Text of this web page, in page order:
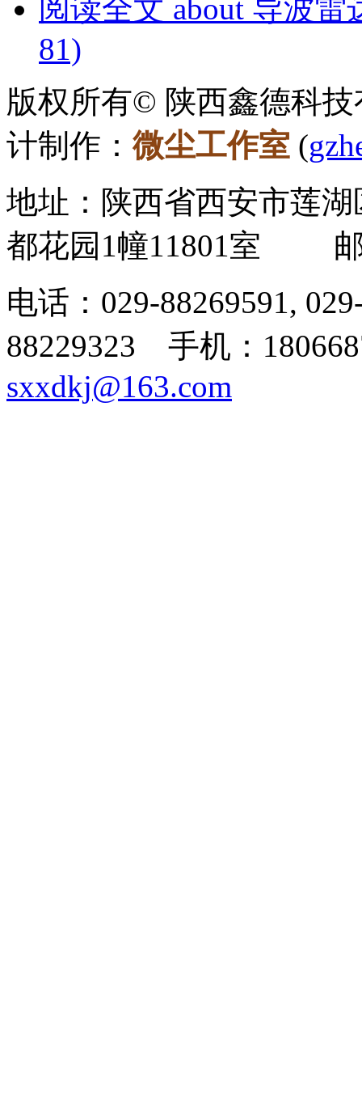
阅读全文 about 导波
81)
版权所有© 陕西鑫德科
计制作：微尘工作室 (
地址：陕西省西安市莲
都花园1幢11801室
电话：029-88269591,
88229323 手机：
sxxdkj@163.com